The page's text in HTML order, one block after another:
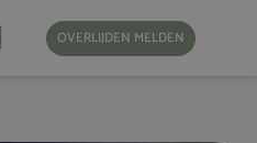
OVERLIJDEN MELDEN